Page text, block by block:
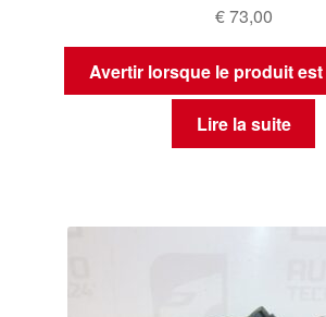
€73,00
Avertir lorsque le produit
Lire la suite